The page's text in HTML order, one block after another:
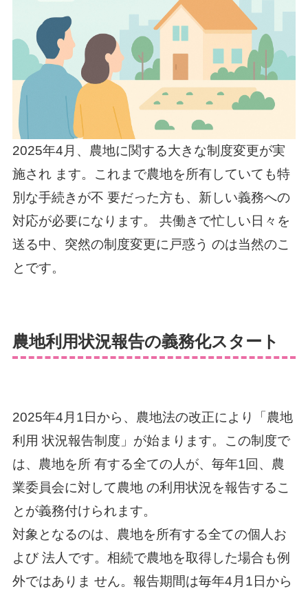
2025年4月、農地に関する大きな制度変更が実
施され ます。これまで農地を所有していても特
別な手続きが不 要だった方も、新しい義務への
対応が必要になります。 共働きで忙しい日々を
送る中、突然の制度変更に戸惑う のは当然のこ
とです。
農地利用状況報告の義務化スタート
2025年4月1日から、農地法の改正により「農地
利用 状況報告制度」が始まります。この制度で
は、農地を所 有する全ての人が、毎年1回、農
業委員会に対して農地 の利用状況を報告するこ
とが義務付けられます。
対象となるのは、農地を所有する全ての個人お
よび 法人です。相続で農地を取得した場合も例
外ではありま せん。報告期間は毎年4月1日から